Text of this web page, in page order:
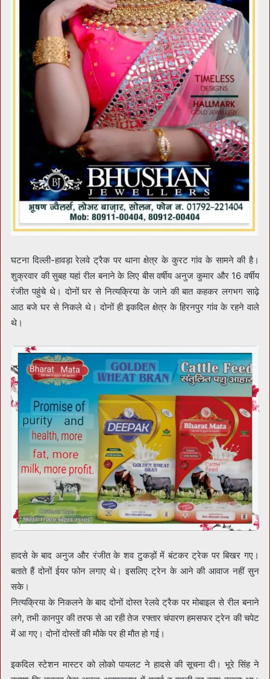
घटना दिल्ली-हावड़ा रेलवे ट्रैक पर थाना क्षेत्र के कुरट गांव के सामने की है।
शुक्रवार की सुबह यहां रील बनाने के लिए बीस वर्षीय अनुज कुमार और 16 वर्षीय
रंजीत पहुंचे थे। दोनों घर से नित्यक्रिया के जाने की बात कहकर लगभग साढ़े
आठ बजे घर से निकले थे। दोनों ही इकदिल क्षेत्र के हिरनपुर गांव के रहने वाले
थे।
हादसे के बाद अनुज और रंजीत के शव टुकड़ों में बंटकर ट्रेक पर बिखर गए।
बताते हैं दोनों ईयर फोन लगाए थे। इसलिए ट्रेन के आने की आवाज नहीं सुन
सके।
नित्यक्रिया के निकलने के बाद दोनों दोस्त रेलवे ट्रैक पर मोबाइल से रील बनाने
लगे, तभी कानपुर की तरफ से आ रही तेज रफ्तार चंपारण हमसफर ट्रेन की चपेट
में आ गए। दोनों दोस्तों की मौके पर ही मौत हो गई।
इकदिल स्टेशन मास्टर को लोको पायलट ने हादसे की सूचना दी। भूरे सिंह ने